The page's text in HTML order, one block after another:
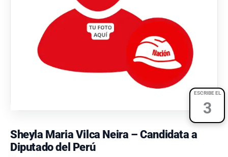
ESCRIBE EL
3
Sheyla Maria Vilca Neira – Candidata a
Diputado del Perú